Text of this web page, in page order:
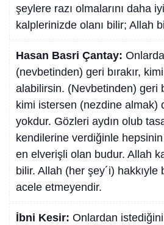
şeylere razı olmalarını daha
kalplerinizde olanı bilir; Allah
Hasan Basri Çantay:
(nevbetinden) geri bırakır,
alabilirsin. (Nevbetinden) geri
kimi istersen (nezdine almak)
yokdur. Gözleri aydın olub
kendilerine verdiğinle
en elverişli olan budur. Allah
bilir. Allah (her şey´i)
acele etmeyendir.
İbni Kesir: Onlardan istediğini